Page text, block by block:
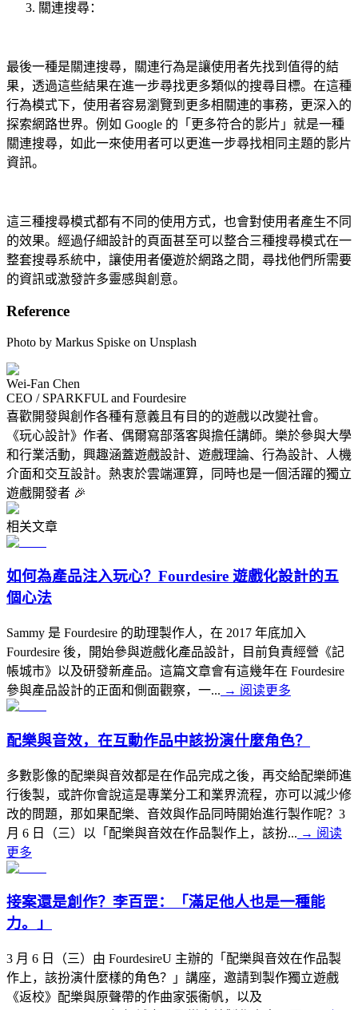
關連搜尋：
最後一種是關連搜尋，關連行為是讓使用者先找到值得的結
果，透過這些結果在進一步尋找更多類似的搜尋目標。在這種
行為模式下，使用者容易瀏覽到更多相關連的事務，更深入的
探索網路世界。例如 Google 的「更多符合的影片」就是一種
關連搜尋，如此一來使用者可以更進一步尋找相同主題的影片
資訊。
這三種搜尋模式都有不同的使用方式，也會對使用者產生不同
的效果。經過仔細設計的頁面甚至可以整合三種搜尋模式在一
整套搜尋系統中，讓使用者優遊於網路之間，尋找他們所需要
的資訊或激發許多靈感與創意。
Reference
Photo by Markus Spiske on Unsplash
Wei-Fan Chen
CEO / SPARKFUL and Fourdesire
喜歡開發與創作各種有意義且有目的的遊戲以改變社會。
《玩心設計》作者、偶爾寫部落客與擔任講師。樂於參與大學
和行業活動，興趣涵蓋遊戲設計、遊戲理論、行為設計、人機
介面和交互設計。熱衷於雲端運算，同時也是一個活躍的獨立
遊戲開發者 🎉
相关文章
如何為產品注入玩心？Fourdesire 遊戲化設計的五
個心法
Sammy 是 Fourdesire 的助理製作人，在 2017 年底加入
Fourdesire 後，開始參與遊戲化產品設計，目前負責經營《記
帳城市》以及研發新產品。這篇文章會有這幾年在 Fourdesire
參與產品設計的正面和側面觀察，一... → 阅读更多
配樂與音效，在互動作品中該扮演什麼角色？
多數影像的配樂與音效都是在作品完成之後，再交給配樂師進
行後製，或許你會說這是專業分工和業界流程，亦可以減少修
改的問題，那如果配樂、音效與作品同時開始進行製作呢？3
月 6 日（三）以「配樂與音效在作品製作上，該扮... → 阅读
更多
接案還是創作？李百罡：「滿足他人也是一種能
力。」
3 月 6 日（三）由 FourdesireU 主辦的「配樂與音效在作品製
作上，該扮演什麼樣的角色？」講座，邀請到製作獨立遊戲
《返校》配樂與原聲帶的作曲家張衞帆，以及